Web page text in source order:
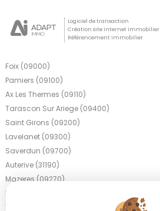
Logiciel de transaction
Création site internet immobilier
Référencement immobilier
Foix (09000)
Pamiers (09100)
Ax Les Thermes (09110)
Tarascon Sur Ariege (09400)
Saint Girons (09200)
Lavelanet (09300)
Saverdun (09700)
Auterive (31190)
Mazeres (09270)
La Bastide De Serou (09240)
Varilhes (09120)